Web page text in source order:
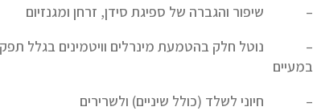
– שיפור והגברה של ספיגת סידן, זרחן ומגנזיום
– נוטל חלק בהטמעת מינרלים וויטמינים בגלל תפקידו
במעיים
– חיוני לשלד (כולל שיניים) ולשרירים